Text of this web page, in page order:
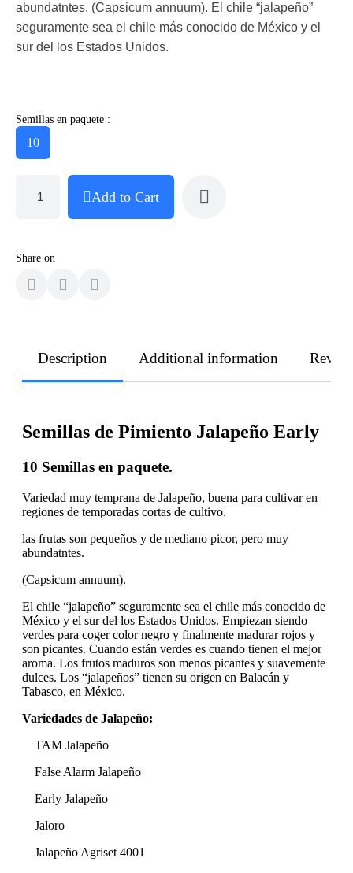
abundatntes. (Capsicum annuum). El chile “jalapeño”
seguramente sea el chile más conocido de México y el
sur del los Estados Unidos.
Semillas en paquete :
10
Add to Cart
Share on
Description Additional information
Semillas de Pimiento Jalapeño Early
10 Semillas en paquete.
Variedad muy temprana de Jalapeño, buena para cultivar en
regiones de temporadas cortas de cultivo.
las frutas son pequeños y de mediano picor, pero muy
abundatntes.
(Capsicum annuum).
El chile “jalapeño” seguramente sea el chile más conocido de
México y el sur del los Estados Unidos. Empiezan siendo
verdes para coger color negro y finalmente madurar rojos y
son picantes. Cuando están verdes es cuando tienen el mejor
aroma. Los frutos maduros son menos picantes y suavemente
dulces. Los “jalapeños” tienen su origen en Balacán y
Tabasco, en México.
Variedades de Jalapeño:
TAM Jalapeño
False Alarm Jalapeño
Early Jalapeño
Jaloro
Jalapeño Agriset 4001